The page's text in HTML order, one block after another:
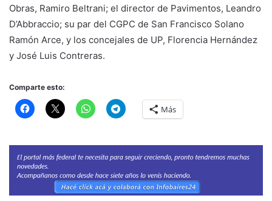
Obras, Ramiro Beltrani; el director de Pavimentos, Leandro
D’Abbraccio; su par del CGPC de San Francisco Solano
Ramón Arce, y los concejales de UP, Florencia Hernández
y José Luis Contreras.
Comparte esto:
Más